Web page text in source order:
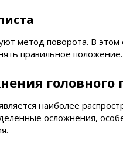
метод поворота. В этом
правильное положение.
головного
наиболее
осложнения,